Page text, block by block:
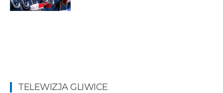
TELEWIZJA GLIWICE